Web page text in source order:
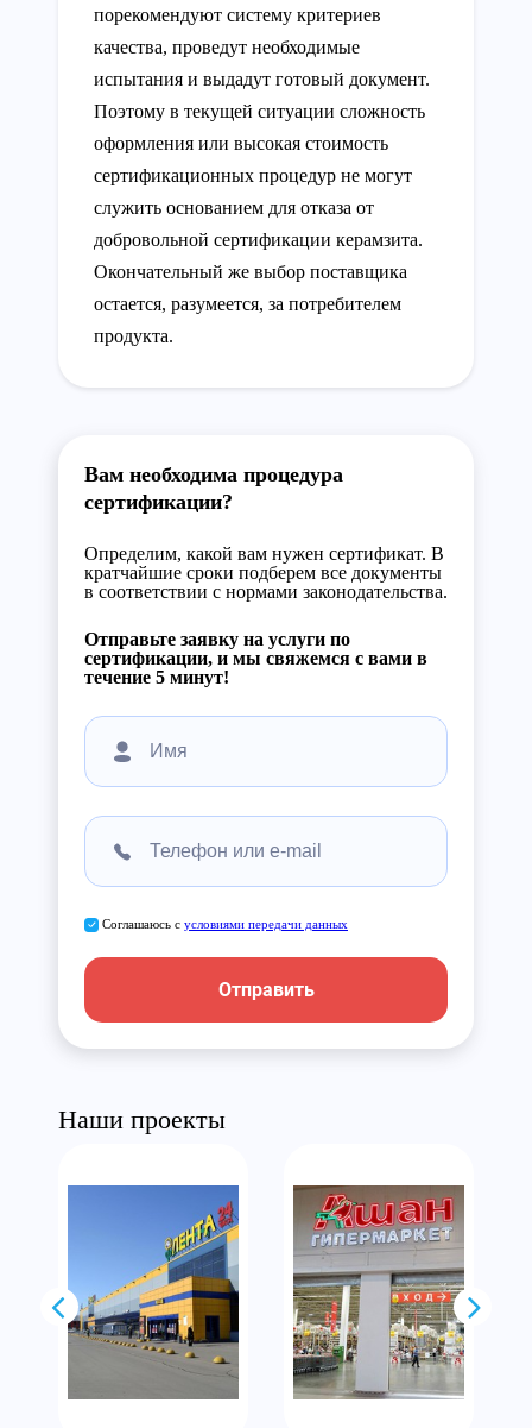
порекомендуют систему критериев
качества, проведут необходимые
испытания и выдадут готовый документ.
Поэтому в текущей ситуации сложность
оформления или высокая стоимость
сертификационных процедур не могут
служить основанием для отказа от
добровольной сертификации керамзита.
Окончательный же выбор поставщика
остается, разумеется, за потребителем
продукта.
Вам необходима процедура
сертификации?
Определим, какой вам нужен сертификат. В
кратчайшие сроки подберем все документы
в соответствии с нормами законодательства.
Отправьте заявку на услуги по
сертификации, и мы свяжемся с вами в
течение 5 минут!
Соглашаюсь с условиями передачи данных
Отправить
Наши проекты